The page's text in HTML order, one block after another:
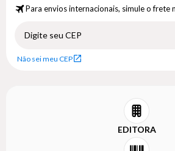
Para envios internacionais, simule o frete
Não sei meu CEP
EDITORA